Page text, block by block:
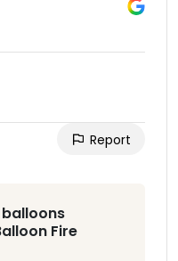
Report
Fire